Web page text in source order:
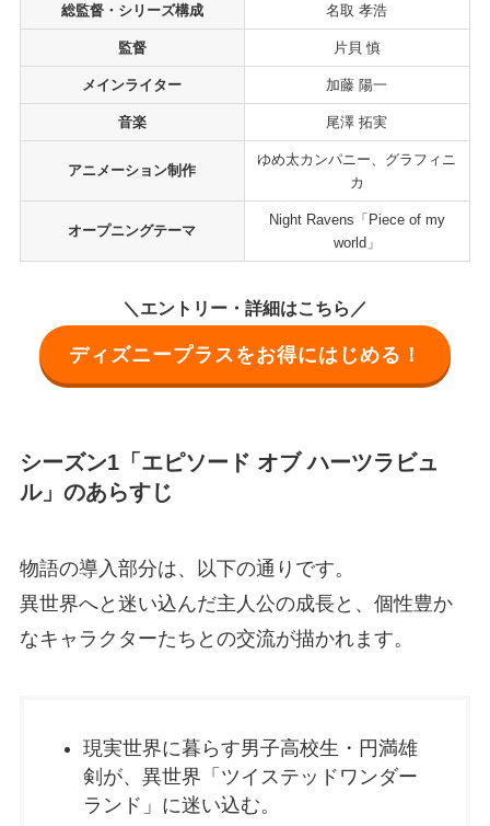
総監督・シリーズ構成 名取 孝浩
監督 片貝 慎
メインライター 加藤 陽一
音楽 尾澤 拓実
アニメーション制作
ゆめ太カンパニー、グラフィニ
カ
オープニングテーマ
Night Ravens「Piece of my
world」
＼エントリー・詳細はこちら／
ディズニープラスをお得にはじめる！
シーズン1「エピソード オブ ハーツラビュ
ル」のあらすじ
物語の導入部分は、以下の通りです。
異世界へと迷い込んだ主人公の成長と、個性豊か
なキャラクターたちとの交流が描かれます。
現実世界に暮らす男子高校生・円満雄
剣が、異世界「ツイステッドワンダー
ランド」に迷い込む。